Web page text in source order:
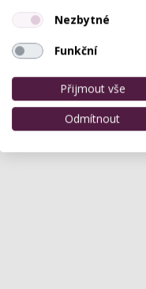
Roudnice
Svatební
prodáváme
pobočkami…
Nezbytné
Funkční
Přijmout vše
Odmítnout